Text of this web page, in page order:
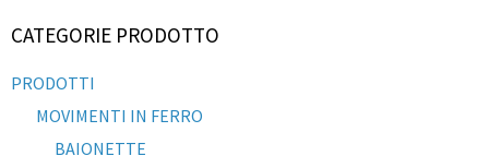
CATEGORIE PRODOTTO
PRODOTTI
MOVIMENTI IN FERRO
BAIONETTE